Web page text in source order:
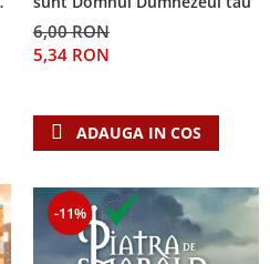
6,00 RON
5,34 RON
ADAUGA IN COS
-11%